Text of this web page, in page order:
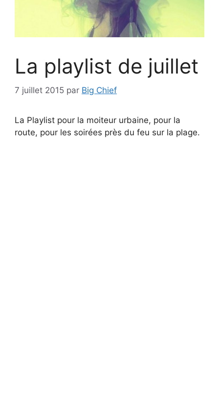
La playlist de juillet
7 juillet 2015 par Big Chief
La Playlist pour la moiteur urbaine, pour la
route, pour les soirées près du feu sur la plage.